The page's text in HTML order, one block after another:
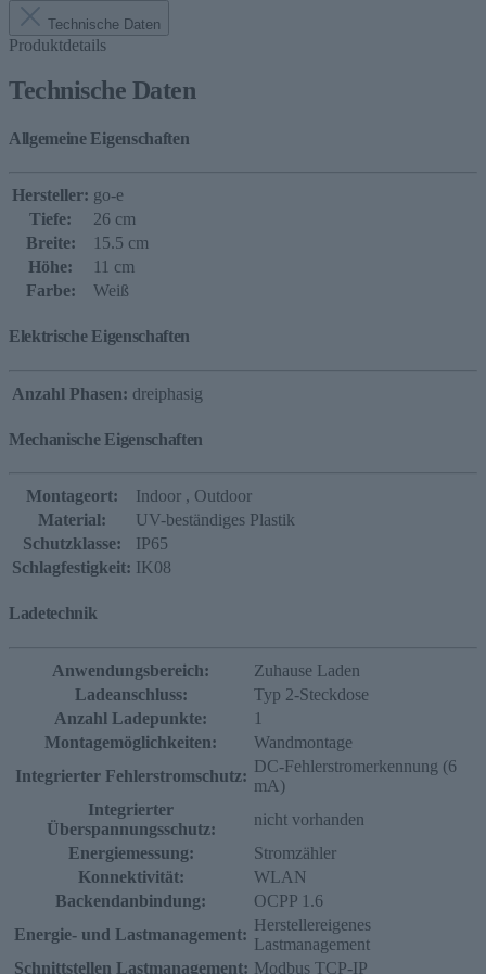
Technische Daten
Produktdetails
Technische Daten
Allgemeine Eigenschaften
Hersteller: go-e
Tiefe:
26 cm
Breite:
15.5 cm
Höhe:
11 cm
Farbe:
Weiß
Elektrische Eigenschaften
Anzahl Phasen: dreiphasig
Mechanische Eigenschaften
Montageort: Indoor , Outdoor
Material:
UV-beständiges Plastik
Schutzklasse:
IP65
Schlagfestigkeit: IK08
Ladetechnik
Anwendungsbereich:
Zuhause Laden
Ladeanschluss:
Typ 2-Steckdose
Anzahl Ladepunkte:
1
Montagemöglichkeiten:
Wandmontage
Integrierter Fehlerstromschutz:
DC-Fehlerstromerkennung (6
mA)
Integrierter
Überspannungsschutz:
nicht vorhanden
Energiemessung:
Stromzähler
Konnektivität:
WLAN
Backendanbindung:
OCPP 1.6
Energie- und Lastmanagement:
Herstellereigenes
Lastmanagement
Schnittstellen Lastmanagement: Modbus TCP-IP